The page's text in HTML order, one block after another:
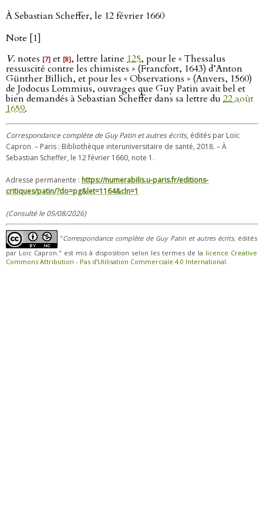
À Sebastian Scheffer, le 12 février 1660
Note [1]
V. notes [7] et [8], lettre latine 125, pour le « Thessalus
ressuscité contre les chimistes » (Francfort, 1643) d’Anton
Günther Billich, et pour les « Observations » (Anvers, 1560)
de Jodocus Lommius, ouvrages que Guy Patin avait bel et
bien demandés à Sebastian Scheffer dans sa lettre du 22 août
1659.
Correspondance complète de Guy Patin et autres écrits, édités par Loïc
Capron. – Paris : Bibliothèque interuniversitaire de santé, 2018. – À
Sebastian Scheffer, le 12 février 1660, note 1.
Adresse permanente : https://numerabilis.u-paris.fr/editions-
critiques/patin/?do=pg&let=1164&cln=1
(Consulté le 05/08/2026)
"Correspondance complète de Guy Patin et autres écrits, édités
par Loïc Capron." est mis à disposition selon les termes de la licence Creative
Commons Attribution - Pas d’Utilisation Commerciale 4.0 International.